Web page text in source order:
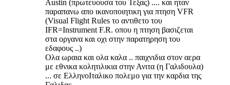
Austin (πρωτευουσα του Τεξας) .... και ηταν
παραπανω απο ικανοποιητικη για πτηση VFR
(Visual Flight Rules το αντιθετο του
IFR=Instrument F.R. οπου η πτηση βασιζεται
στα οργανα και οχι στην παρατηρηση του
εδαφους ..)
Ολα ωραια και ολα καλα .. παιχνιδια στον αερα
με εθνικα κολητιλικια στην Ανιτα (η Γαλιδουλα)
... σε ΕλληνοΙταλικο πολεμο για την καρδια της